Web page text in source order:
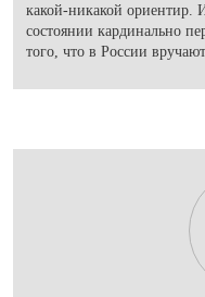
какой-никакой ориентир.
состоянии кардинально
того, что в России